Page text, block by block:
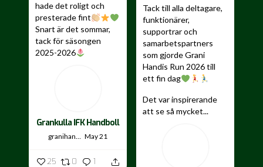
hade det roligt och
presterade fint
Snart är det sommar,
tack för säsongen
2025-2026
Grankulla IFK Handboll
granihandis May 21
25 0 1
Tack till alla deltagare,
funktionärer,
supportrar och
samarbetspartners
som gjorde Grani
Handis Run 2026 till
ett fin dag
Det var inspirerande
att se så mycket...